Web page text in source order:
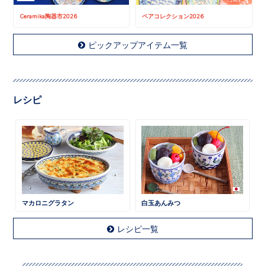
Ceramika陶器市2026 ペアコレクション2026
ピックアップアイテム一覧
レシピ
マカロニグラタン 白玉あんみつ
レシピ一覧